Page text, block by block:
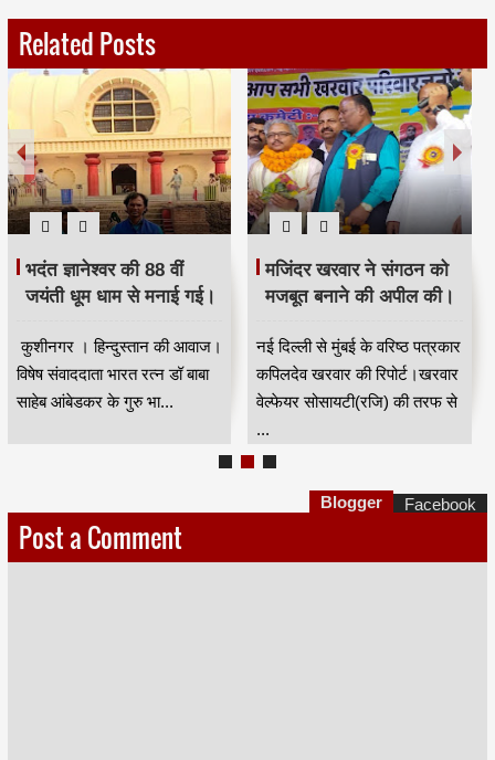
Related Posts
भदंत ज्ञानेश्वर की 88 वीं
जयंती धूम धाम से मनाई गई।
कुशीनगर । हिन्दुस्तान की आवाज।
विषेष संवाददाता भारत रत्न डॉ बाबा
साहेब आंबेडकर के गुरु भा...
मजिंदर खरवार ने संगठन को
मजबूत बनाने की अपील की।
नई दिल्ली से मुंबई के वरिष्ठ पत्रकार
कपिलदेव खरवार की रिपोर्ट।खरवार
वेल्फेयर सोसायटी(रजि) की तरफ से
...
Post a Comment
Blogger Facebook